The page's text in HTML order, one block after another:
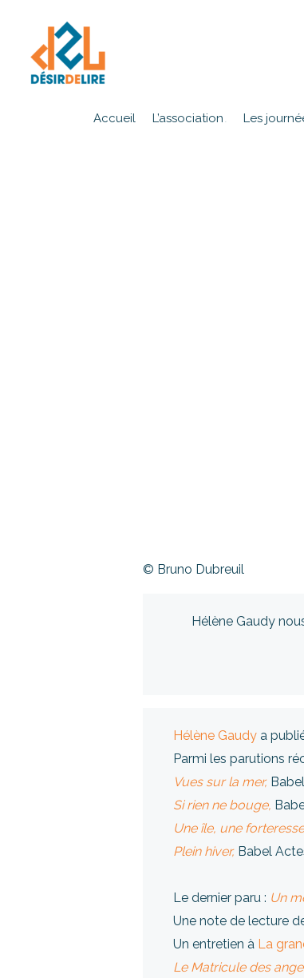
Accueil L’association Les
© Bruno Dubreuil
Hélène Gaudy
Hélène Gaudya
Parmi les parutions
Vues sur la mer,
Si rien ne bouge,
Une île, une forteresse
Plein hiver, Babel
Le dernier paru : Un
Une note de lecture
Un entretien à La
Le Matricule des